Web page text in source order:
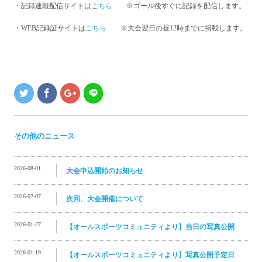
・記録速報配信サイトはこちら ※ゴール後すぐに記録を配信します。
・WEB記録証サイトはこちら ※大会翌日の昼12時までに掲載します。
その他のニュース
2026-08-01 大会申込開始のお知らせ
2026-07-07 次回、大会開催について
2026-01-27 【オールスポーツコミュニティより】当日の写真公開
2026-01-19 【オールスポーツコミュニティより】写真公開予定日